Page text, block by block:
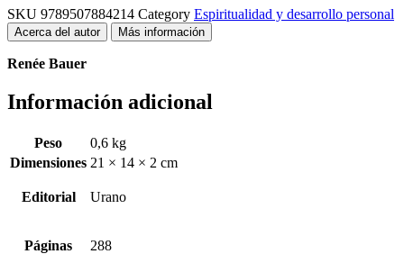
SKU 9789507884214 Category Espiritualidad y desarrollo personal
Acerca del autor Más información
Renée Bauer
Información adicional
Peso
0,6 kg
Dimensiones 21 × 14 × 2 cm
Editorial Urano
Páginas 288